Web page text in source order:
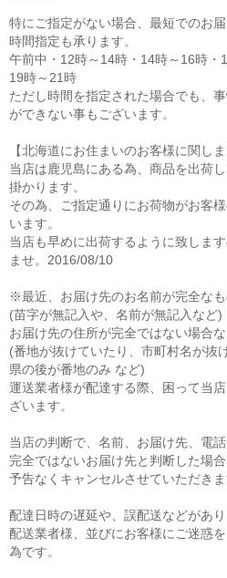
特にご指定がない場合、最短でのお届
時間指定も承ります。
午前中・12時～14時・14時～16時・
19時～21時
ただし時間を指定された場合でも、
ができない事もございます。
【北海道にお住まいのお客様に関しま
当店は鹿児島にある為、商品を出荷
掛かります。
その為、ご指定通りにお荷物がお客
います。
当店も早めに出荷するように致しま
ませ。2016/08/10
※最近、お届け先のお名前が完全なも
(苗字が無記入や、名前が無記入など)
お届け先の住所が完全ではない場合な
(番地が抜けていたり、市町村名が抜
県の後が番地のみ など)
運送業者様が配達する際、困って当
ざいます。
当店の判断で、名前、お届け先、電
完全ではないお届け先と判断した場合
予告なくキャンセルさせていただきま
配達日時の遅延や、誤配送などがあり
配送業者様、並びにお客様にご迷惑
為です。